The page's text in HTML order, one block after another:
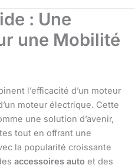
: Une
une Mobilité
l’efficacité d’un moteur
moteur électrique. Cette
une solution d’avenir,
tout en offrant une
la popularité croissante
accessoires auto et des